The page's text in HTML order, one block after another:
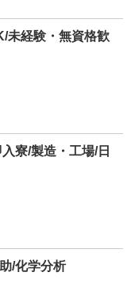
未経験・無資格歓
寮/製造・工場/日
/化学分析